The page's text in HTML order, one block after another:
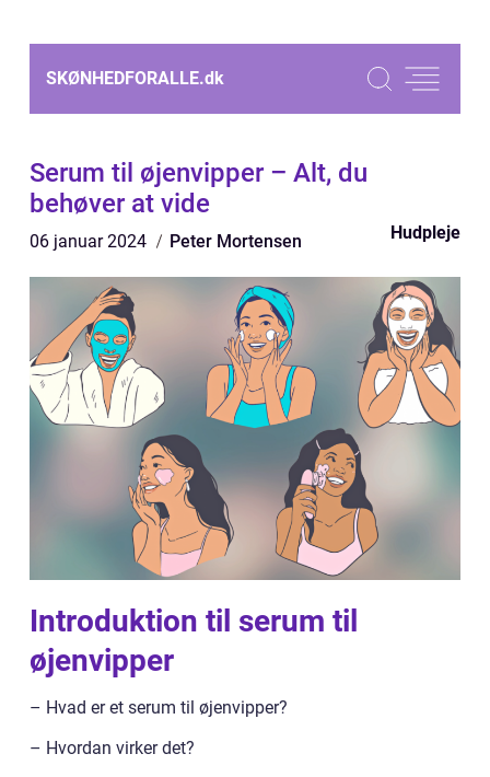
SKØNHEDFORALLE.dk
Serum til øjenvipper – Alt, du
behøver at vide
06 januar 2024 Peter Mortensen Hudpleje
Introduktion til serum til
øjenvipper
– Hvad er et serum til øjenvipper?
– Hvordan virker det?